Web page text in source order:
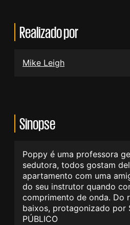
Realizado por
Mike Leigh
Sinopse
Poppy é uma professora
sedutora, todos gostam
apartamento com uma
do seu instrutor quando
comprimento de onda. Do
baixos, protagonizado por
PÚBLICO